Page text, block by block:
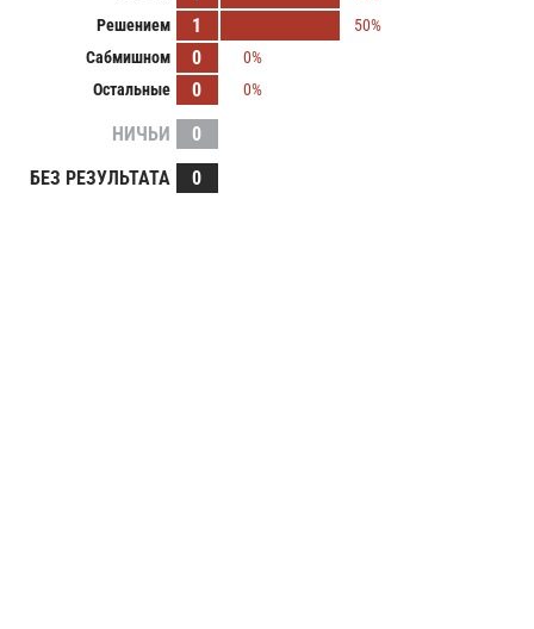
Решением
1
50%
Сабмишном
0
0%
Остальные
0 0%
НИЧЬИ
0
БЕЗ РЕЗУЛЬТАТА
0